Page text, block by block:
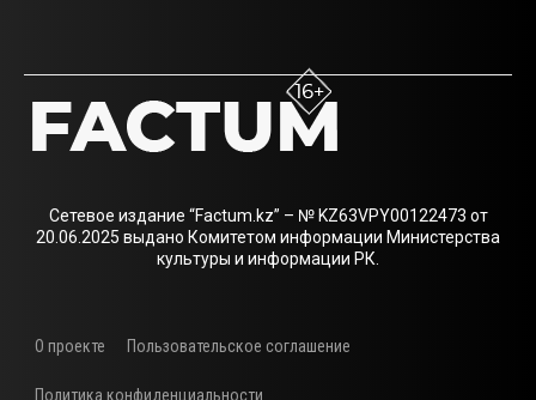
Сетевое издание “Factum.kz” – № KZ63VPY00122473 от
20.06.2025 выдано Комитетом информации Министерства
культуры и информации РК.
О проекте Пользовательское соглашение
Политика конфиденциальности